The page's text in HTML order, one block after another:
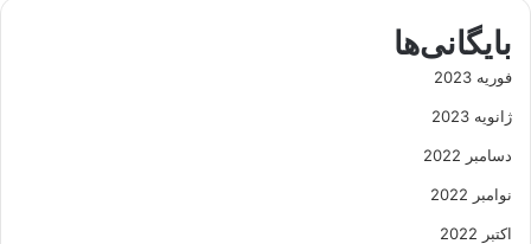
بایگانی‌ها
فوریه 2023
ژانویه 2023
دسامبر 2022
نوامبر 2022
اکتبر 2022